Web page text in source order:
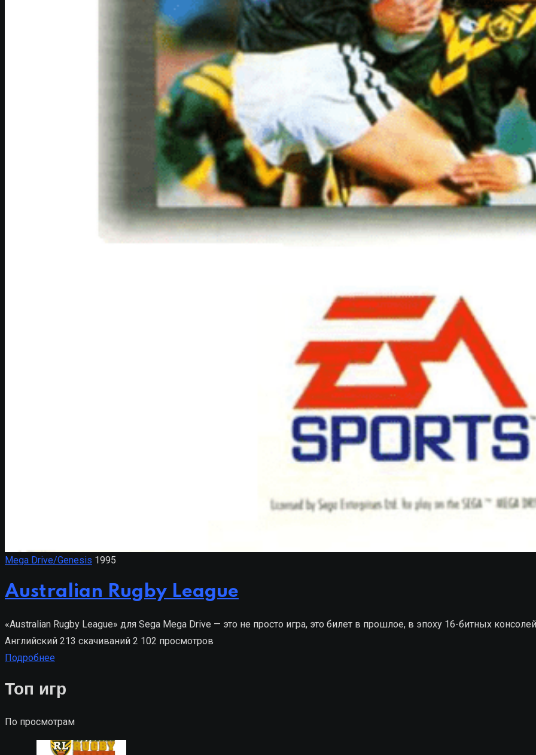
Mega Drive/Genesis 1995
Australian Rugby League
«Australian Rugby League» для Sega Mega Drive — это не просто игра, это билет в прошлое, в эпоху 16-битных
Английский 213 скачиваний 2 102 просмотров
Подробнее
Топ игр
По просмотрам